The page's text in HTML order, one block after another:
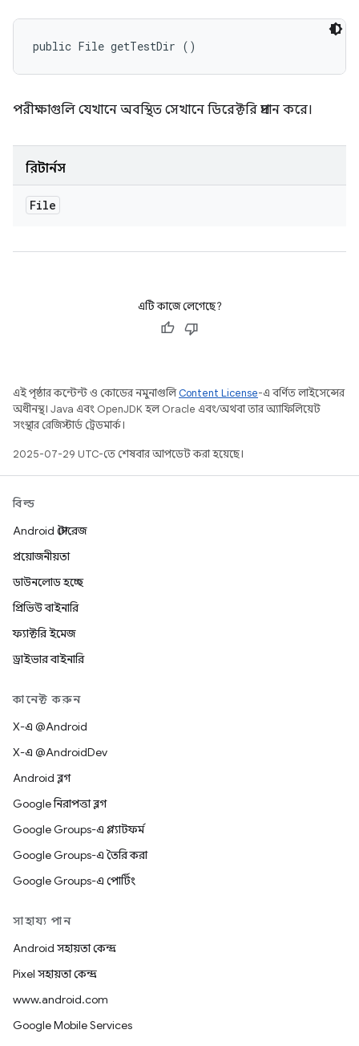
public File getTestDir ()
পরীক্ষাগুলি যেখানে অবস্থিত সেখানে ডিরেক্টরি প্রদান করে।
রিটার্নস
File
এটি কাজে লেগেছে?
এই পৃষ্ঠার কন্টেন্ট ও কোডের নমুনাগুলিContent License-এ বর্ণিত লাইসেন্সের
অধীনস্থ। Java এবং OpenJDK হল Oracle এবং/অথবা তার অ্যাফিলিয়েট
সংস্থার রেজিস্টার্ড ট্রেডমার্ক।
2025-07-29 UTC-তে শেষবার আপডেট করা হয়েছে।
বিল্ড
Android স্টোরেজ
প্রয়োজনীয়তা
ডাউনলোড হচ্ছে
প্রিভিউ বাইনারি
ফ্যাক্টরি ইমেজ
ড্রাইভার বাইনারি
কানেক্ট করুন
X-এ @Android
X-এ @AndroidDev
Android ব্লগ
Google নিরাপত্তা ব্লগ
Google Groups-এ প্ল্যাটফর্ম
Google Groups-এ তৈরি করা
Google Groups-এ পোর্টিং
সাহায্য পান
Android সহায়তা কেন্দ্র
Pixel সহায়তা কেন্দ্র
www.android.com
Google Mobile Services